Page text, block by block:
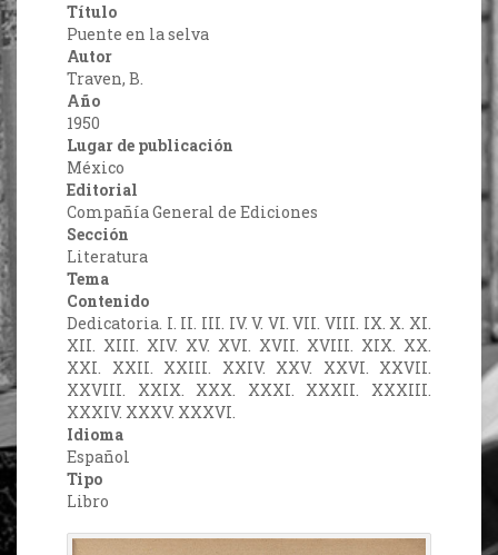
Título
Puente en la selva
Autor
Traven, B.
Año
1950
Lugar de publicación
México
Editorial
Compañía General de Ediciones
Sección
Literatura
Tema
Contenido
Dedicatoria. I. II. III. IV. V. VI. VII. VIII. IX. X. XI.
XII. XIII. XIV. XV. XVI. XVII. XVIII. XIX. XX.
XXI. XXII. XXIII. XXIV. XXV. XXVI. XXVII.
XXVIII. XXIX. XXX. XXXI. XXXII. XXXIII.
XXXIV. XXXV. XXXVI.
Idioma
Español
Tipo
Libro